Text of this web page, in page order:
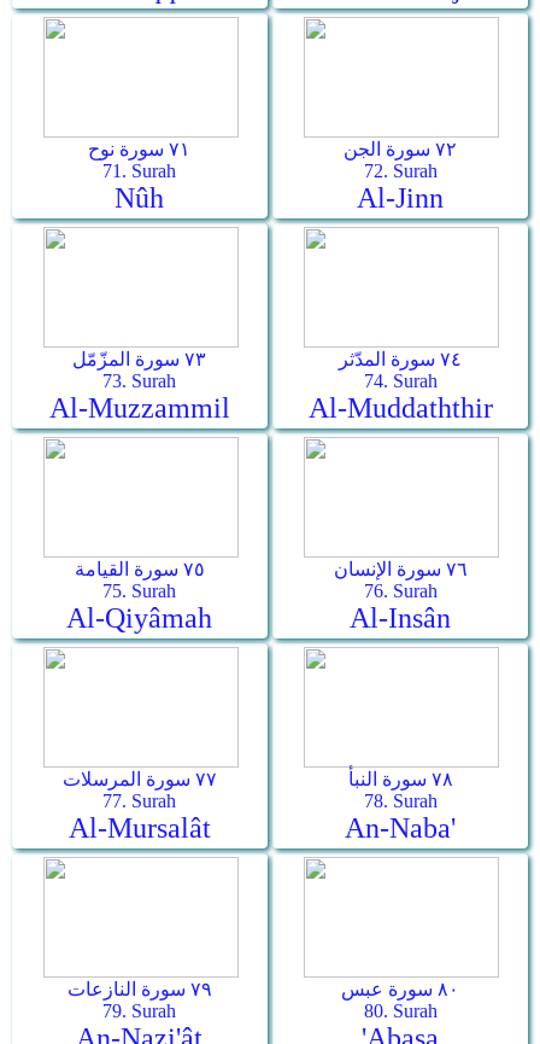
٧١ سورة نوح
71. Surah
Nûh
٧٢ سورة الجن
72. Surah
Al-Jinn
٧٣ سورة المزّمّل
73. Surah
Al-Muzzammil
٧٤ سورة المدّثر
74. Surah
Al-Muddaththir
٧٥ سورة القيامة
75. Surah
Al-Qiyâmah
٧٦ سورة الإنسان
76. Surah
Al-Insân
٧٧ سورة المرسلات
77. Surah
Al-Mursalât
٧٨ سورة النبأ
78. Surah
An-Naba'
٧٩ سورة النازعات
79. Surah
٨٠ سورة عبس
80. Surah